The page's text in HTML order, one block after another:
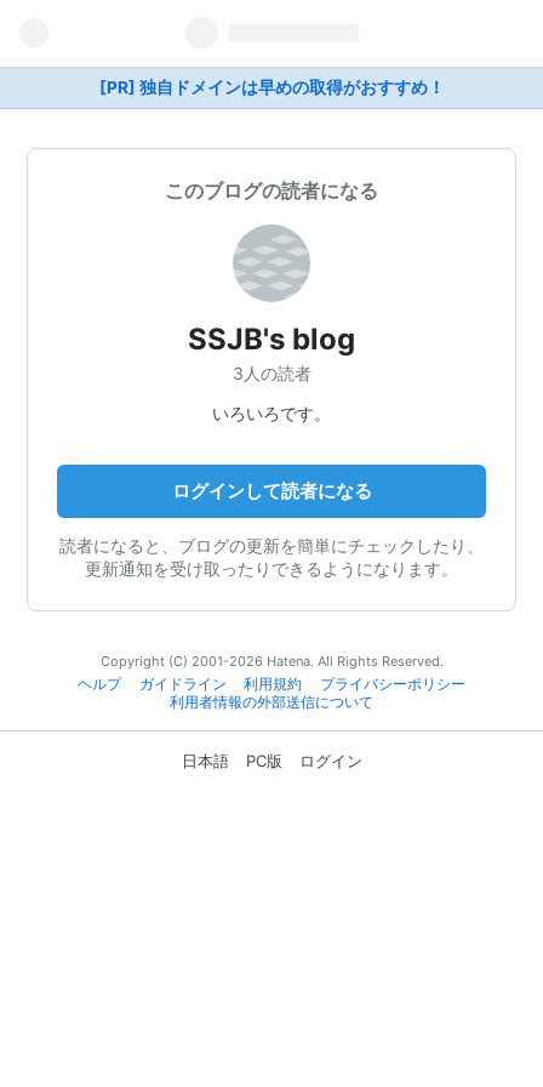
[PR] 独自ドメインは早めの取得がおすすめ！
このブログの読者になる
SSJB's blog
3人の読者
いろいろです。
ログインして読者になる
読者になると、ブログの更新を簡単にチェックしたり、
更新通知を受け取ったりできるようになります。
Copyright (C) 2001-2026 Hatena. All Rights Reserved.
ヘルプ
ガイドライン 利用規約
プライバシーポリシー
利用者情報の外部送信について
日本語 PC版 ログイン